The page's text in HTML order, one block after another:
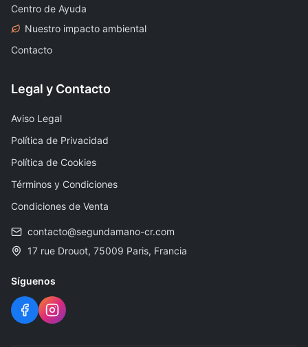
Centro de Ayuda
Nuestro impacto ambiental
Contacto
Legal y Contacto
Aviso Legal
Política de Privacidad
Política de Cookies
Términos y Condiciones
Condiciones de Venta
contacto@segundamano-cr.com
17 rue Drouot, 75009 Paris, Francia
Síguenos